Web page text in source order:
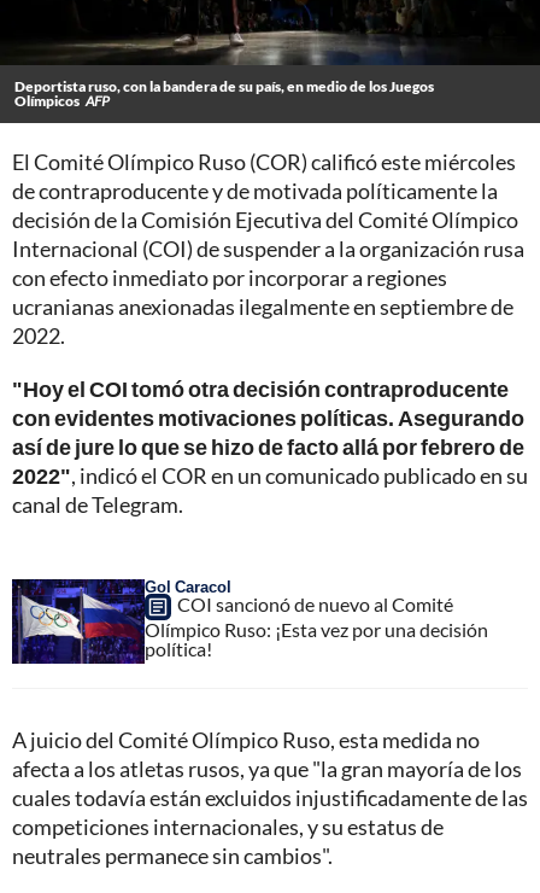
Deportista ruso, con la bandera de su país, en medio de los Juegos
Olímpicos AFP
El Comité Olímpico Ruso (COR) calificó este miércoles
de contraproducente y de motivada políticamente la
decisión de la Comisión Ejecutiva del Comité Olímpico
Internacional (COI) de suspender a la organización rusa
con efecto inmediato por incorporar a regiones
ucranianas anexionadas ilegalmente en septiembre de
2022.
"Hoy el COI tomó otra decisión contraproducente
con evidentes motivaciones políticas. Asegurando
así de jure lo que se hizo de facto allá por febrero de
2022", indicó el COR en un comunicado publicado en su
canal de Telegram.
Gol Caracol
COI sancionó de nuevo al Comité
Olímpico Ruso: ¡Esta vez por una decisión
política!
A juicio del Comité Olímpico Ruso, esta medida no
afecta a los atletas rusos, ya que "la gran mayoría de los
cuales todavía están excluidos injustificadamente de las
competiciones internacionales, y su estatus de
neutrales permanece sin cambios".